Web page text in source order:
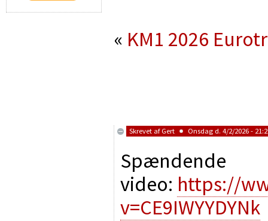
« KM1 2026
Skrevet af Gert Onsdag d. 4/2/2026 -
Spændende
video: https://
v=CE9IWYYDYNk